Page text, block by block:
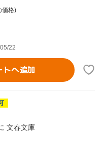
価格)
22
トへ追加
文春文庫